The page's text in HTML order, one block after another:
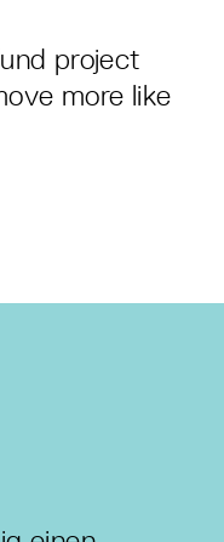
project
more like